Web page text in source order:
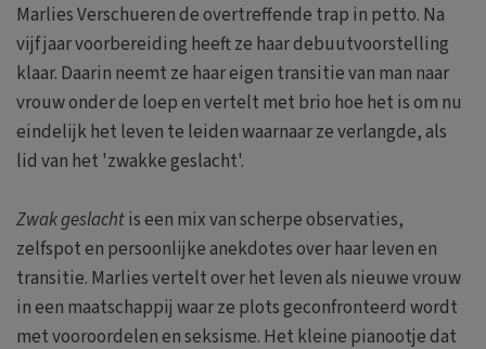
Marlies Verschueren de overtreffende trap in petto. Na
vijf jaar voorbereiding heeft ze haar debuutvoorstelling
klaar. Daarin neemt ze haar eigen transitie van man naar
vrouw onder de loep en vertelt met brio hoe het is om nu
eindelijk het leven te leiden waarnaar ze verlangde, als
lid van het 'zwakke geslacht'.
Zwak geslachtis een mix van scherpe observaties,
zelfspot en persoonlijke anekdotes over haar leven en
transitie. Marlies vertelt over het leven als nieuwe vrouw
in een maatschappij waar ze plots geconfronteerd wordt
met vooroordelen en seksisme. Het kleine pianootje dat